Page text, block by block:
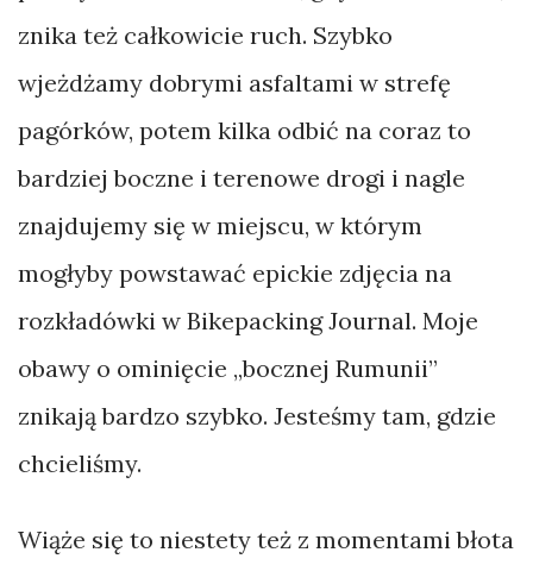
znika też całkowicie ruch. Szybko
wjeżdżamy dobrymi asfaltami w strefę
pagórków, potem kilka odbić na coraz to
bardziej boczne i terenowe drogi i nagle
znajdujemy się w miejscu, w którym
mogłyby powstawać epickie zdjęcia na
rozkładówki w Bikepacking Journal. Moje
obawy o ominięcie „bocznej Rumunii”
znikają bardzo szybko. Jesteśmy tam, gdzie
chcieliśmy.
Wiąże się to niestety też z momentami błota